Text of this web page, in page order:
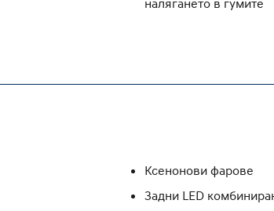
Ксенонови фарове
Задни LED